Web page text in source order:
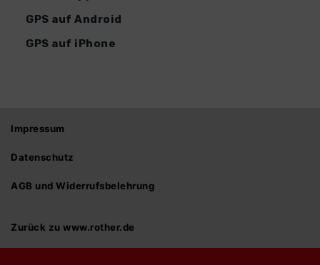
GPS auf Android
GPS auf iPhone
Impressum
Datenschutz
AGB und Widerrufsbelehrung
Zurück zu www.rother.de